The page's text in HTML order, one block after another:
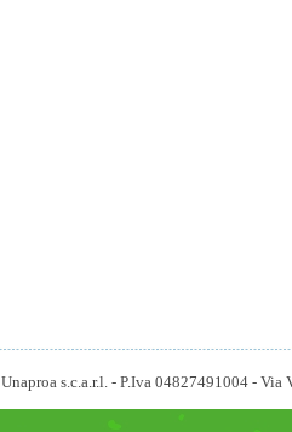
Unaproa s.c.a.r.l. - P.Iva 04827491004 -